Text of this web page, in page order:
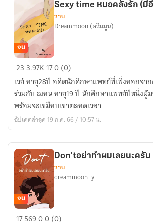
Sexy
time
หมอ
คลั่ง
รัก
(มี
บุ๊ค)
จบ
Sexy time หมอคลั่งรัก (มี
วาย
Dreammoon (ดรีมมูน)
23 3.97K 170 (0)
เวย์ อายุ28ปี อดีตนักศึกษาแพทย์ที่เพิ่งออกจา
ร่วมกับ ฌอน อายุ19 ปี นักศึกษาแพทย์ปีหนึ่งผู้ม
พร้อมจะเขมือบเขาตลอดเวลา
อัปเดตล่าสุด 19 ก.ค. 66 / 10:57 น.
Don'tอย่า
จบ
Don'tอย่าทำผมเลยนะครับ
วาย
dreammoon_y
1756900 (0)